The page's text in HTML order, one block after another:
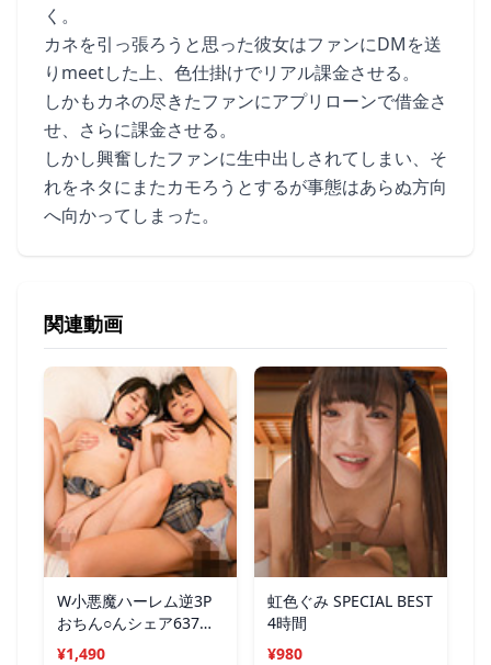
く。
カネを引っ張ろうと思った彼女はファンにDMを送
りmeetした上、色仕掛けでリアル課金させる。
しかもカネの尽きたファンにアプリローンで借金さ
せ、さらに課金させる。
しかし興奮したファンに生中出しされてしまい、そ
れをネタにまたカモろうとするが事態はあらぬ方向
へ向かってしまった。
関連動画
W小悪魔ハーレム逆3P
おちん○んシェア637分
ベスト！
¥1,490
虹色ぐみ SPECIAL BEST
4時間
¥980